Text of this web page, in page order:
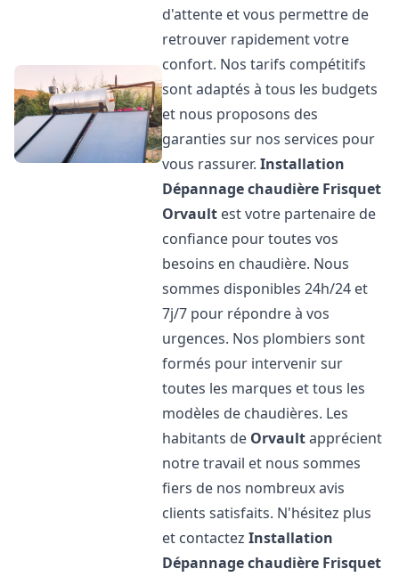
d'attente et vous permettre de
retrouver rapidement votre
confort. Nos tarifs compétitifs
sont adaptés à tous les budgets
et nous proposons des
garanties sur nos services pour
vous rassurer.Installation
Dépannage chaudière Frisquet
Orvault est votre partenaire de
confiance pour toutes vos
besoins en chaudière. Nous
sommes disponibles 24h/24 et
7j/7 pour répondre à vos
urgences. Nos plombiers sont
formés pour intervenir sur
toutes les marques et tous les
modèles de chaudières. Les
habitants de Orvaultapprécient
notre travail et nous sommes
fiers de nos nombreux avis
clients satisfaits. N'hésitez plus
et contactezInstallation
Dépannage chaudière Frisquet